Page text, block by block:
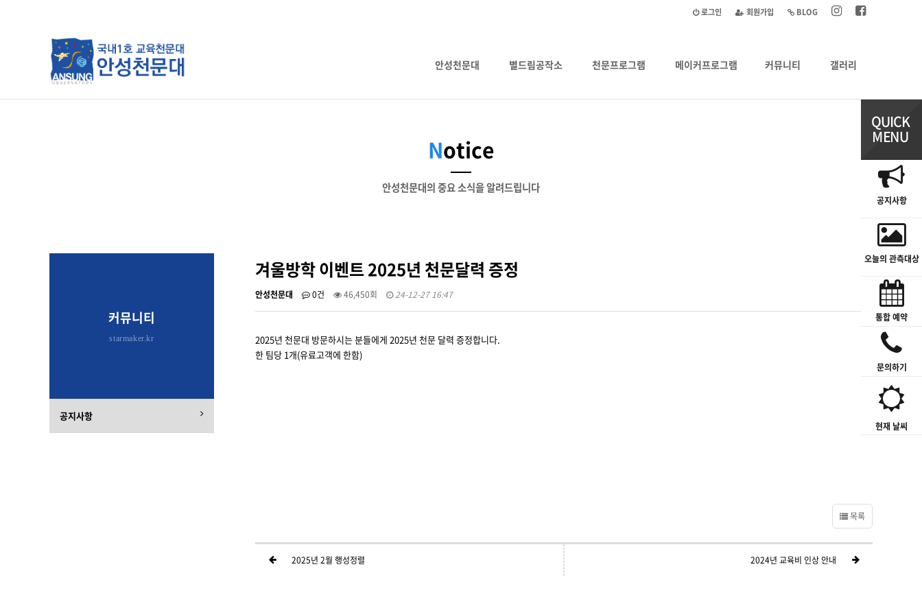
BLOG
회원가입
로그인
안성천문대 별드림공작소 천문프로그램 메이커프로그램 커뮤니티
하위분류
갤러리
공지사항
오늘의 관측대상
통합 예약
문의하기
현재 날씨
Notice
안성천문대의 중요 소식을 알려드립니다
겨울방학 이벤트 2025년 천문달력 증정
안성천문대 0건 46,450회 24-12-27 16:47
2025년 천문대 방문하시는 분들에게 2025년 천문 달력 증정합니다.
한 팀당 1개(유료고객에 한함)
목록
2025년 2월 행성정렬 2024년 교육비 인상 안내
커뮤니티
starmaker.kr
공지사항